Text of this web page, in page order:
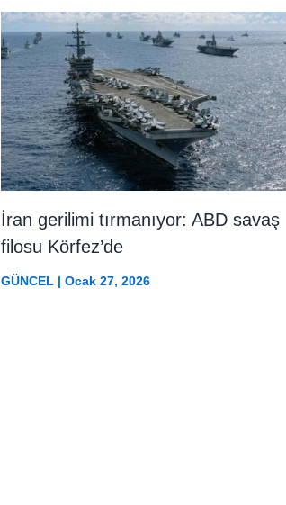
İran gerilimi tırmanıyor: ABD savaş
filosu Körfez’de
GÜNCEL | Ocak 27, 2026